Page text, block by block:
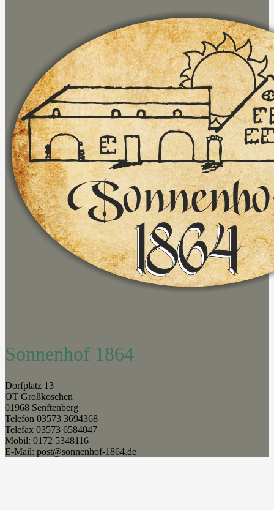
Sonnenhof 1864
Dorfplatz 13
OT Großkoschen
01968 Senftenberg
Telefon 03573 3694368
Telefax 03573 6584047
Mobil: 0172 5348116
E-Mail: post@sonnenhof-1864.de